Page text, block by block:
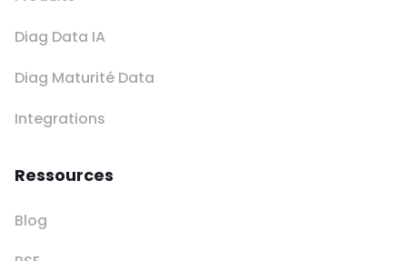
Diag Data IA
Diag Maturité Data
Integrations
Ressources
Blog